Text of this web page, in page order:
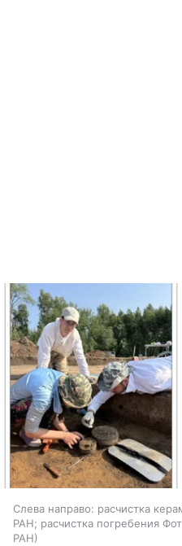
Слева направо: расчистка
РАН; расчистка погребения
РАН